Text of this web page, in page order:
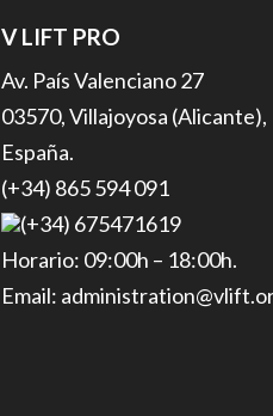
V LIFT PRO
Av. País Valenciano 27
03570, Villajoyosa (Alicante),
España.
(+34) 865 594 091
(+34) 675471619
Horario: 09:00h – 18:00h.
Email: